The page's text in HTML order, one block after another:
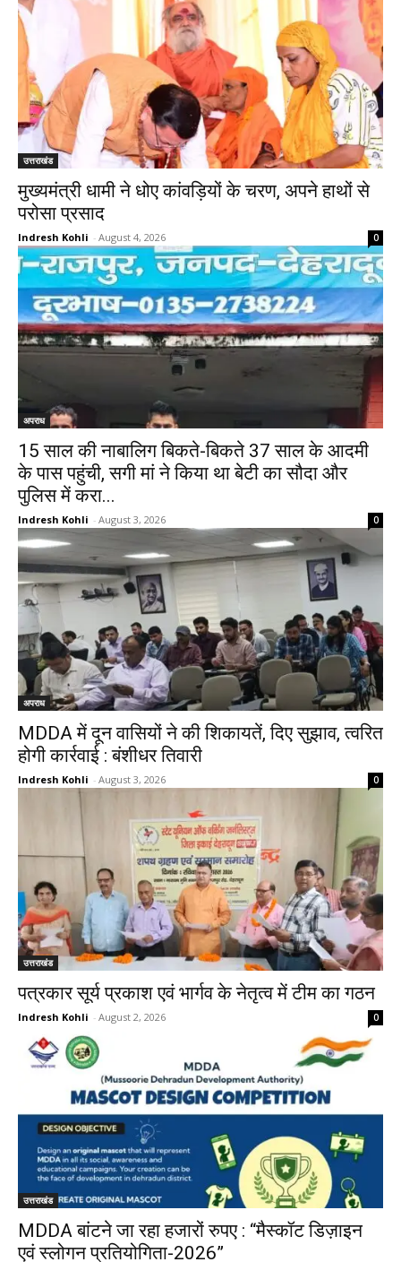
उत्तराखंड
मुख्यमंत्री धामी ने धोए कांवड़ियों के चरण, अपने हाथों से
परोसा प्रसाद
Indresh Kohli - August 4, 2026 0
अपराध
15 साल की नाबालिग बिकते-बिकते 37 साल के आदमी
के पास पहुंची, सगी मां ने किया था बेटी का सौदा और
पुलिस में करा...
Indresh Kohli - August 3, 2026 0
अपराध
MDDA में दून वासियों ने की शिकायतें, दिए सुझाव, त्वरित
होगी कार्रवाई : बंशीधर तिवारी
Indresh Kohli - August 3, 2026 0
उत्तराखंड
पत्रकार सूर्य प्रकाश एवं भार्गव के नेतृत्व में टीम का गठन
Indresh Kohli - August 2, 2026 0
उत्तराखंड
MDDA बांटने जा रहा हजारों रुपए : “मैस्कॉट डिज़ाइन
एवं स्लोगन प्रतियोगिता-2026”